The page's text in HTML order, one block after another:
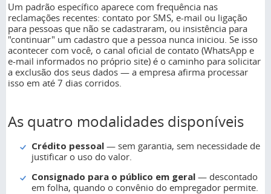
Um padrão específico aparece com frequência nas
reclamações recentes: contato por SMS, e-mail ou ligação
para pessoas que não se cadastraram, ou insistência para
"continuar" um cadastro que a pessoa nunca iniciou. Se isso
acontecer com você, o canal oficial de contato (WhatsApp e
e-mail informados no próprio site) é o caminho para solicitar
a exclusão dos seus dados — a empresa afirma processar
isso em até 7 dias corridos.
As quatro modalidades disponíveis
Crédito pessoal — sem garantia, sem necessidade de
justificar o uso do valor.
Consignado para o público em geral — descontado
em folha, quando o convênio do empregador permite.